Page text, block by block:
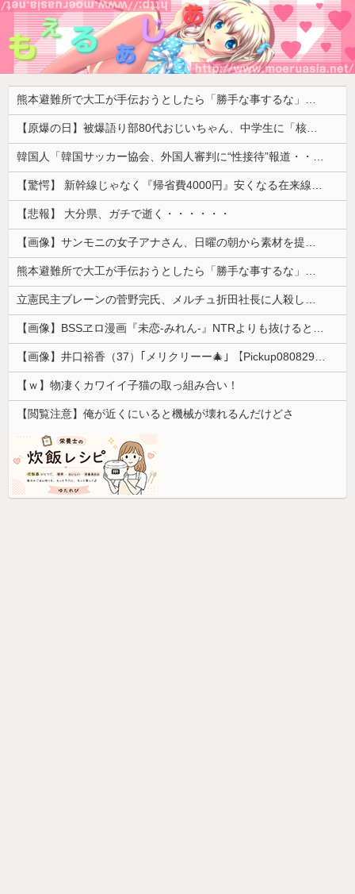
熊本避難所で大工が手伝おうとしたら「勝手な事するな」と行政側に止められた！との証言、内容があまりに胡散臭すぎた結果……
【原爆の日】被爆語り部80代おじいちゃん、中学生に「核を持たないで日本を守れますか？」「日本も原爆を持たないと負ける！」と言われ絶句 ………
韓国人「韓国サッカー協会、外国人審判に“性接待”報道・・・」→「2002年の審判買収が事実だったのか？」「日本人が言ってたこと正しかったね・・・...
【驚愕】 新幹線じゃなく『帰省費4000円』安くなる在来線で帰省した結果ｗｗｗｗｗ
【悲報】 大分県、ガチで逝く・・・・・・
【画像】サンモニの女子アナさん、日曜の朝から素材を提供してしまう
熊本避難所で大工が手伝おうとしたら「勝手な事するな」と行政側に止められた！との証言、内容があまりに胡散臭すぎた結果……
立憲民主ブレーンの菅野完氏、メルチュ折田社長に人殺しを連呼
【画像】BSSヱロ漫画『未恋-みれん-』NTRよりも抜けると話題にｗｗｗｗｗ
【画像】井口裕香（37）｢メリクリーー🎄｣ 【Pickup08082954】
【ｗ】物凄くカワイイ子猫の取っ組み合い！
【閲覧注意】俺が近くにいると機械が壊れるんだけどさ